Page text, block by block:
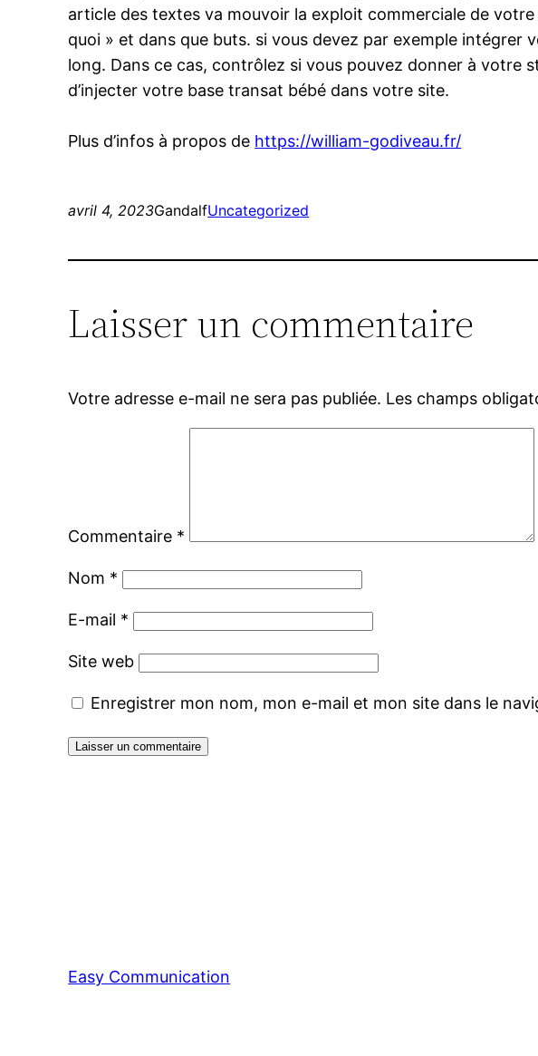
article des textes va mouvoir la exploit commerciale de
quoi » et dans que buts. si vous devez par exemple
long. Dans ce cas, contrôlez si vous pouvez donner à votre
d’injecter votre base transat bébé dans votre site.
Plus d’infos à propos de https://william-godiveau.fr/
avril 4, 2023GandalfUncategorized
Laisser un commentaire
Votre adresse e-mail ne sera pas publiée. Les champs
Commentaire *
Nom *
E-mail *
Site web
Enregistrer mon nom, mon e-mail et mon site dans le
Easy Communication